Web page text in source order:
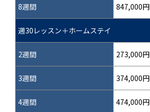
8週間 847,000円
週30レッスン＋ホームステイ
2週間 273,000円
3週間 374,000円
4週間 474,000円